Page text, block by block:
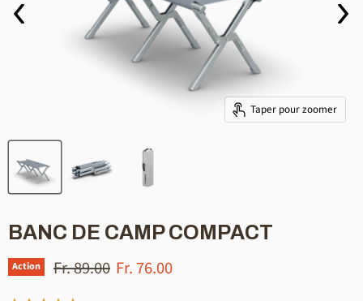
Taper pour zoomer
BANC DE CAMP COMPACT
Action Prix initial
Fr. 89.00 Prix actuel
Fr. 76.00